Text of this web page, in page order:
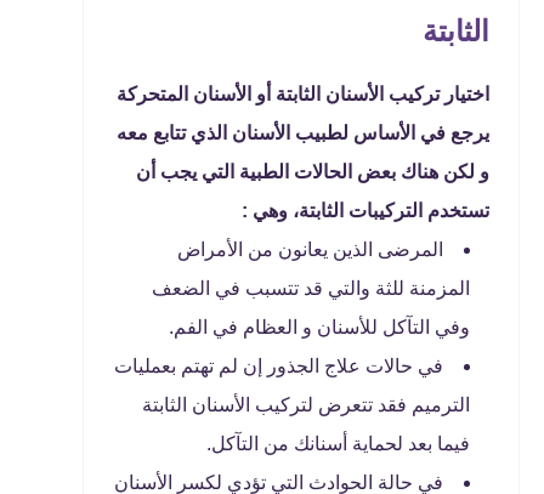
الثابتة
اختيار تركيب الأسنان الثابتة أو الأسنان المتحركة
يرجع في الأساس لطبيب الأسنان الذي تتابع معه
و لكن هناك بعض الحالات الطبية التي يجب أن
تستخدم التركيبات الثابتة، وهي :
المرضى الذين يعانون من الأمراض
المزمنة للثة والتي قد تتسبب في الضعف
وفي التآكل للأسنان و العظام في الفم.
في حالات علاج الجذور إن لم تهتم بعمليات
الترميم فقد تتعرض لتركيب الأسنان الثابتة
فيما بعد لحماية أسنانك من التآكل.
في حالة الحوادث التي تؤدي لكسر الأسنان